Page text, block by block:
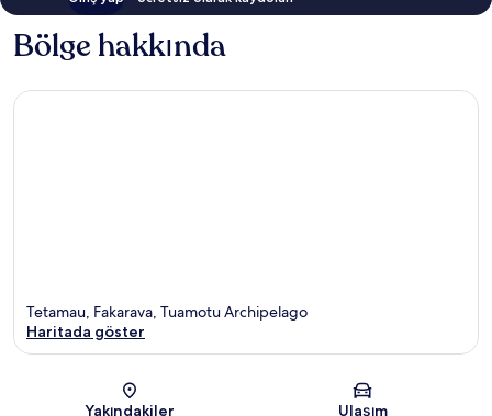
Bölge hakkında
Tetamau, Fakarava, Tuamotu Archipelago
Haritada göster
Yakındakiler Ulaşım